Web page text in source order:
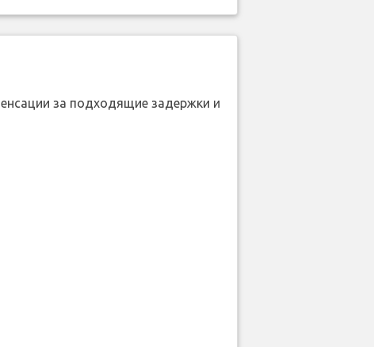
за подходящие задержки и